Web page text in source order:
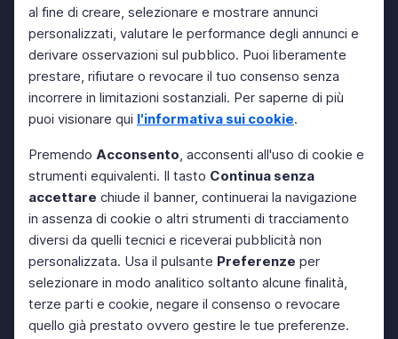
al fine di creare, selezionare e mostrare annunci
personalizzati, valutare le performance degli annunci e
derivare osservazioni sul pubblico. Puoi liberamente
prestare, rifiutare o revocare il tuo consenso senza
incorrere in limitazioni sostanziali. Per saperne di più
puoi visionare qui l'informativa sui cookie.
Premendo Acconsento, acconsenti all'uso di cookie e
strumenti equivalenti. Il tasto Continua senza
accettare chiude il banner, continuerai la navigazione
in assenza di cookie o altri strumenti di tracciamento
diversi da quelli tecnici e riceverai pubblicità non
personalizzata. Usa il pulsante Preferenze per
selezionare in modo analitico soltanto alcune finalità,
terze parti e cookie, negare il consenso o revocare
quello già prestato ovvero gestire le tue preferenze.